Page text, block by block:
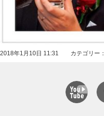
2018年1月10日 11:31 カテゴリー：